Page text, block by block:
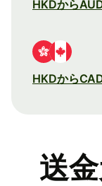
HKDから
HKDから
送